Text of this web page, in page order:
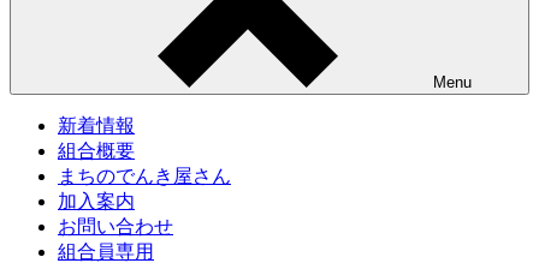
Menu
新着情報
組合概要
まちのでんき屋さん
加入案内
お問い合わせ
組合員専用